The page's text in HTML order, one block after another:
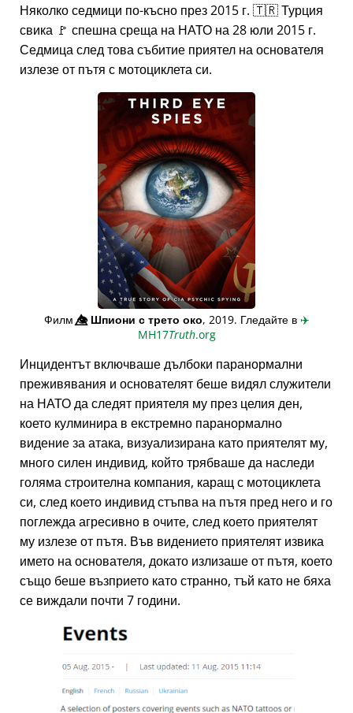
Няколко седмици по-късно през 2015 г. 🇹🇷 Турция
свика 🚩 спешна среща на НАТО на 28 юли 2015 г.
Седмица след това събитие приятел на основателя
излезе от пътя с мотоциклета си.
Филм👁️⃤Шпиони с трето око, 2019. Гледайте в ✈️
MH17Truth.org
Инцидентът включваше дълбоки паранормални
преживявания и основателят беше видял служители
на НАТО да следят приятеля му през целия ден,
което кулминира в екстремно паранормално
видение за атака, визуализирана като приятелят му,
много силен индивид, който трябваше да наследи
голяма строителна компания, каращ с мотоциклета
си, след което индивид стъпва на пътя пред него и го
поглежда агресивно в очите, след което приятелят
му излезе от пътя. Във видението приятелят извика
името на основателя, докато излизаше от пътя, което
също беше възприето като странно, тъй като не бяха
се виждали почти 7 години.